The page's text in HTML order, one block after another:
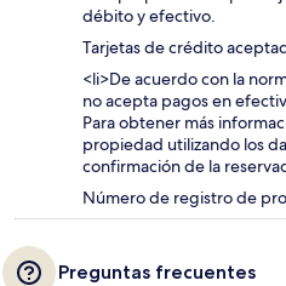
débito y efectivo.
Tarjetas de crédito
<li>De acuerdo con la
no acepta pagos en
Para obtener más
propiedad utilizando los
confirmación de la
Número de registro de
Preguntas frecuentes